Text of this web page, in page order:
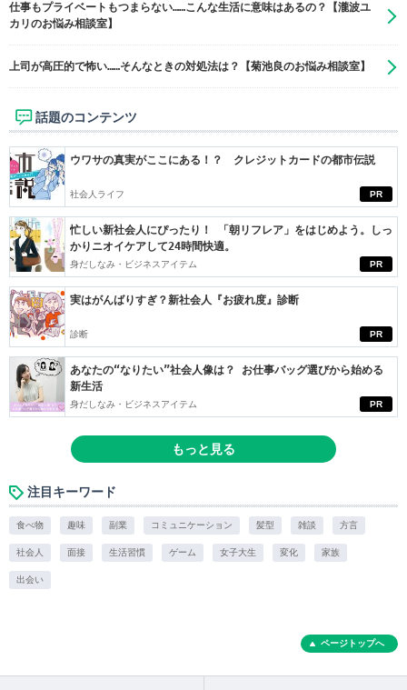
仕事もプライベートもつまらない……こんな生活に意味はあるの？【瀧波ユ
カリのお悩み相談室】
上司が高圧的で怖い……そんなときの対処法は？【菊池良のお悩み相談室】
話題のコンテンツ
PR
ウワサの真実がここにある！？ クレジットカードの都市伝説
社会人ライフ
PR
忙しい新社会人にぴったり！ 「朝リフレア」をはじめよう。しっ
かりニオイケアして24時間快適。
身だしなみ・ビジネスアイテム
PR
実はがんばりすぎ？新社会人『お疲れ度』診断
診断
PR
あなたの“なりたい”社会人像は？ お仕事バッグ選びから始める
新生活
身だしなみ・ビジネスアイテム
もっと見る
注目キーワード
食べ物 趣味 副業 コミュニケーション 髪型 雑談 方言
社会人 面接 生活習慣 ゲーム 女子大生 変化 家族
出会い
ページトップへ